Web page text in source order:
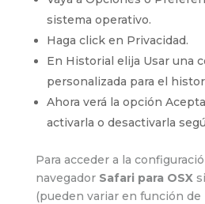
sistema operativo.
Haga click en Privacidad.
En Historial elija Usar una
personalizada para el
Ahora verá la opción
activarla o desactivarla
Para acceder a la
navegador Safari para OSX
(pueden variar en función de